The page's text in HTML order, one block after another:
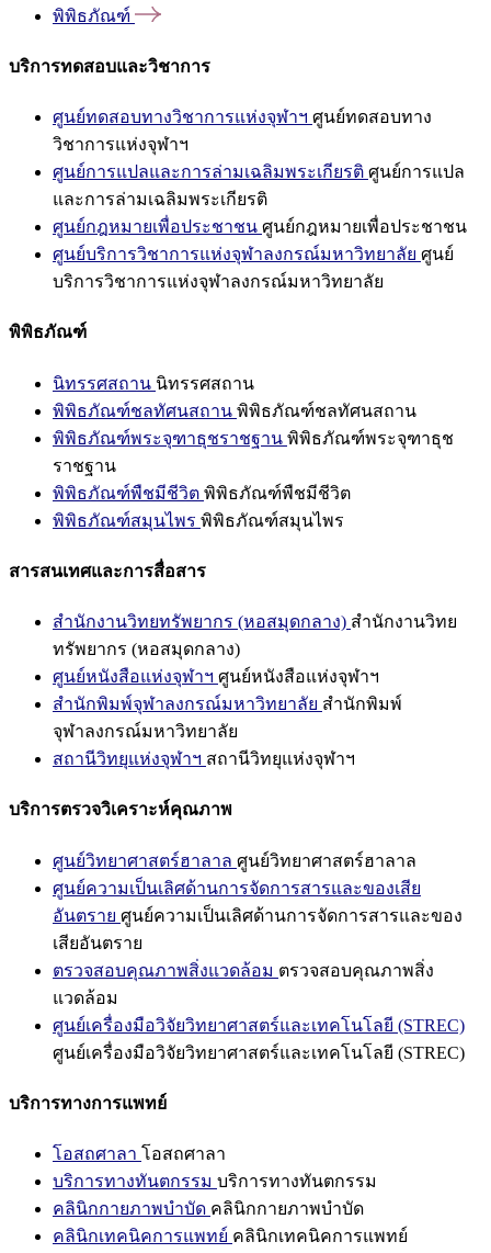
พิพิธภัณฑ์
บริการทดสอบและวิชาการ
ศูนย์ทดสอบทางวิชาการแห่งจุฬาฯ ศูนย์ทดสอบทาง
วิชาการแห่งจุฬาฯ
ศูนย์การแปลและการล่ามเฉลิมพระเกียรติ ศูนย์การแปล
และการล่ามเฉลิมพระเกียรติ
ศูนย์กฎหมายเพื่อประชาชน ศูนย์กฎหมายเพื่อประชาชน
ศูนย์บริการวิชาการแห่งจุฬาลงกรณ์มหาวิทยาลัย ศูนย์
บริการวิชาการแห่งจุฬาลงกรณ์มหาวิทยาลัย
พิพิธภัณฑ์
นิทรรศสถาน นิทรรศสถาน
พิพิธภัณฑ์ชลทัศนสถาน พิพิธภัณฑ์ชลทัศนสถาน
พิพิธภัณฑ์พระจุฑาธุชราชฐาน พิพิธภัณฑ์พระจุฑาธุช
ราชฐาน
พิพิธภัณฑ์พืชมีชีวิต พิพิธภัณฑ์พืชมีชีวิต
พิพิธภัณฑ์สมุนไพร พิพิธภัณฑ์สมุนไพร
สารสนเทศและการสื่อสาร
สำนักงานวิทยทรัพยากร (หอสมุดกลาง) สำนักงานวิทย
ทรัพยากร (หอสมุดกลาง)
ศูนย์หนังสือแห่งจุฬาฯ ศูนย์หนังสือแห่งจุฬาฯ
สำนักพิมพ์จุฬาลงกรณ์มหาวิทยาลัย สำนักพิมพ์
จุฬาลงกรณ์มหาวิทยาลัย
สถานีวิทยุแห่งจุฬาฯ สถานีวิทยุแห่งจุฬาฯ
บริการตรวจวิเคราะห์คุณภาพ
ศูนย์วิทยาศาสตร์ฮาลาล ศูนย์วิทยาศาสตร์ฮาลาล
ศูนย์ความเป็นเลิศด้านการจัดการสารและของเสีย
อันตราย ศูนย์ความเป็นเลิศด้านการจัดการสารและของ
เสียอันตราย
ตรวจสอบคุณภาพสิ่งแวดล้อม ตรวจสอบคุณภาพสิ่ง
แวดล้อม
ศูนย์เครื่องมือวิจัยวิทยาศาสตร์และเทคโนโลยี (STREC)
ศูนย์เครื่องมือวิจัยวิทยาศาสตร์และเทคโนโลยี (STREC)
บริการทางการแพทย์
โอสถศาลา โอสถศาลา
บริการทางทันตกรรม บริการทางทันตกรรม
คลินิกกายภาพบำบัด คลินิกกายภาพบำบัด
คลินิกเทคนิคการแพทย์ คลินิกเทคนิคการแพทย์